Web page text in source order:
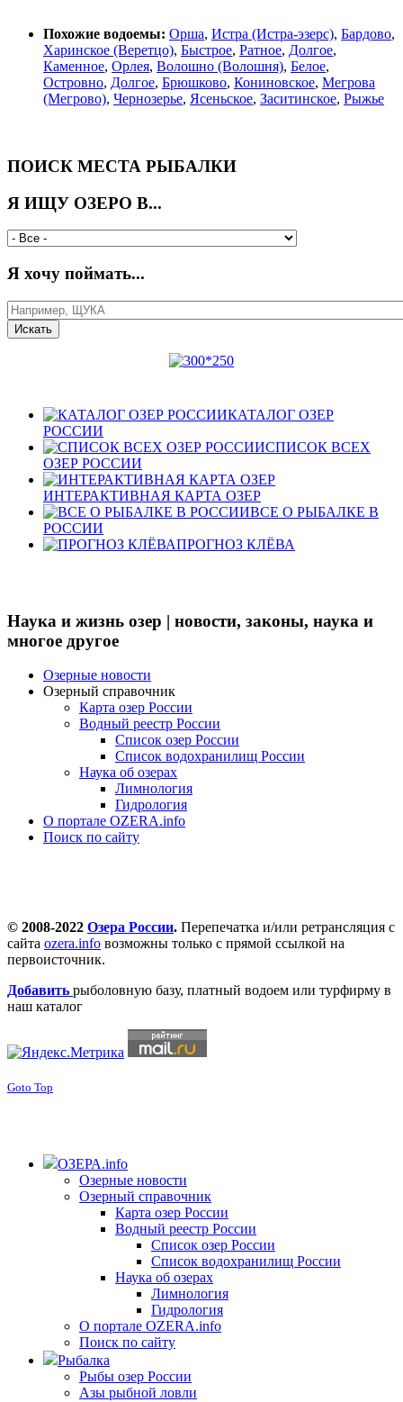
Похожие водоемы: Орша, Истра (Истра-эзерс), Бардово,
Харинское (Веретцо), Быстрое, Ратное, Долгое,
Каменное, Орлея, Волошно (Волошня), Белое,
Островно, Долгое, Брюшково, Кониновское, Мегрова
(Мегрово), Чернозерье, Ясеньское, Заситинское, Рыжье
ПОИСК МЕСТА РЫБАЛКИ
Я ИЩУ ОЗЕРО В...
Я хочу поймать...
КАТАЛОГ ОЗЕР
РОССИИ
СПИСОК ВСЕХ
ОЗЕР РОССИИ
ИНТЕРАКТИВНАЯ КАРТА ОЗЕР
ВСЕ О РЫБАЛКЕ В
РОССИИ
ПРОГНОЗ КЛЁВА
Наука и жизнь озер | новости, законы, наука и
многое другое
Озерные новости
Озерный справочник
Карта озер России
Водный реестр России
Список озер России
Список водохранилищ России
Наука об озерах
Лимнология
Гидрология
О портале OZERA.info
Поиск по сайту
© 2008-2022 Озера России. Перепечатка и/или ретрансляция с
сайта ozera.info возможны только с прямой ссылкой на
первоисточник.
Добавить рыболовную базу, платный водоем или турфирму в
наш каталог
Goto Top
ОЗЕРА.info
Озерные новости
Озерный справочник
Карта озер России
Водный реестр России
Список озер России
Список водохранилищ России
Наука об озерах
Лимнология
Гидрология
О портале OZERA.info
Поиск по сайту
Рыбалка
Рыбы озер России
Азы рыбной ловли